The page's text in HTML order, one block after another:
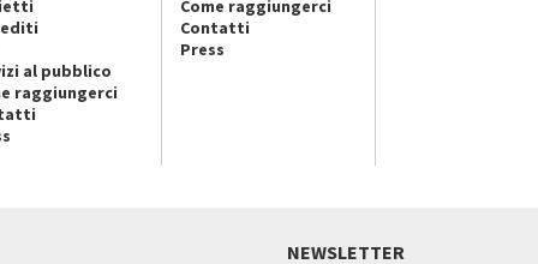
al pubblico
raggiungerci
Come raggiungerci
Contatti
Press
NEWSLETTER